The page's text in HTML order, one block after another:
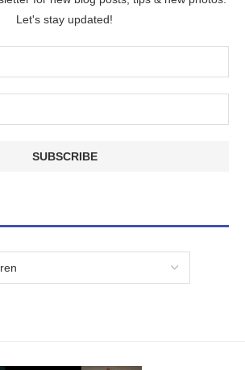
Let's stay updated!